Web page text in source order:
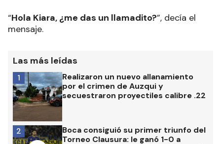
“Hola Kiara, ¿me das un llamadito?”, decía el
mensaje.
Las más leídas
Realizaron un nuevo allanamiento
por el crimen de Auzqui y
secuestraron proyectiles calibre .22
1
Boca consiguió su primer triunfo del
Torneo Clausura: le ganó 1-0 a
2